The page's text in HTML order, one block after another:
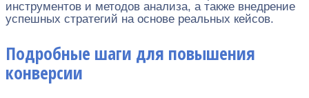
инструментов и методов анализа, а также внедрение
успешных стратегий на основе реальных кейсов.
Подробные шаги для повышения
конверсии